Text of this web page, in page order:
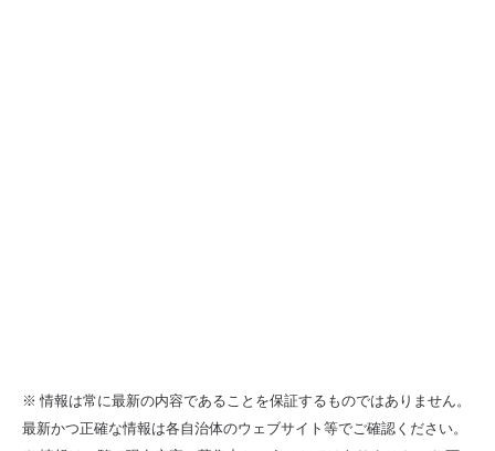
※ 情報は常に最新の内容であることを保証するものではありません。
最新かつ正確な情報は各自治体のウェブサイト等でご確認ください。